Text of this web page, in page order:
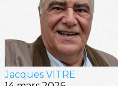
Jacques VITRE